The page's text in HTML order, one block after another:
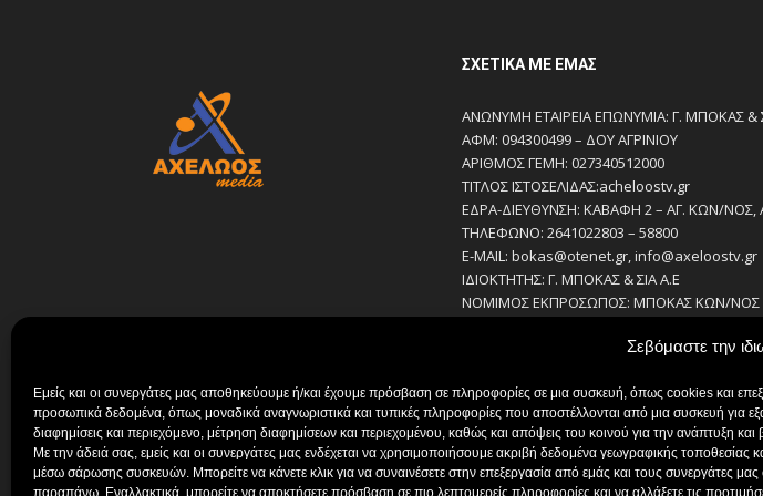
Σεβόμαστε την
Εμείς και οι συνεργάτες μας αποθηκεύουμε ή/και έχουμε πρόσβαση σε πληροφορίες σε μια συσκευή, όπως cookies και
προσωπικά δεδομένα, όπως μοναδικά αναγνωριστικά και τυπικές πληροφορίες που αποστέλλονται από μια συσκευή για
διαφημίσεις και περιεχόμενο, μέτρηση διαφημίσεων και περιεχομένου, καθώς και απόψεις του κοινού για την ανάπτυξη
Με την άδειά σας, εμείς και οι συνεργάτες μας ενδέχεται να χρησιμοποιήσουμε ακριβή δεδομένα γεωγραφικής τοποθεσίας
μέσω σάρωσης συσκευών. Μπορείτε να κάνετε κλικ για να συναινέσετε στην επεξεργασία από εμάς και τους συνεργάτες
παραπάνω. Εναλλακτικά, μπορείτε να αποκτήσετε πρόσβαση σε πιο λεπτομερείς πληροφορίες και να αλλάξετε τις
ΣΧΕΤΙΚΆ ΜΕ ΕΜΆΣ
ΑΝΩΝΥΜΗ ΕΤΑΙΡΕΙΑ ΕΠΩΝΥΜΙΑ: Γ. ΜΠΟΚΑΣ &
ΑΦΜ: 094300499 – ΔΟΥ ΑΓΡΙΝΙΟΥ
ΑΡΙΘΜΟΣ ΓΕΜΗ: 027340512000
ΤΙΤΛΟΣ ΙΣΤΟΣΕΛΙΔΑΣ:acheloostv.gr
ΕΔΡΑ-ΔΙΕΥΘΥΝΣΗ: ΚΑΒΑΦΗ 2 – ΑΓ. ΚΩΝ/ΝΟΣ,
ΤΗΛΕΦΩΝΟ: 2641022803 – 58800
E-MAIL: bokas@otenet.gr, info@axeloostv.gr
ΙΔΙΟΚΤΗΤΗΣ: Γ. ΜΠΟΚΑΣ & ΣΙΑ Α.Ε
ΝΟΜΙΜΟΣ ΕΚΠΡΟΣΩΠΟΣ: ΜΠΟΚΑΣ ΚΩΝ/ΝΟΣ
ΔΙΕΥΘΥΝΤΗΣ ΣΥΝΤΑΞΗΣ:ΚΟΥΤΣΙΚΟΣ
ΣΙΑ Α.Ε
ΔΗΜΟΣΙΟΓΡΑΦΟΙ:
ΚΟΥΤΣΙΚΟΣ ΠΑΝΤΕΛΗΣ
ΒΑΚΡΑΚΟΥ ΣΟΦΙΑ
ΠΑΠΑΔΗΜΗΤΡΙΟΥ ΔΗΜΗΤΡΗΣ